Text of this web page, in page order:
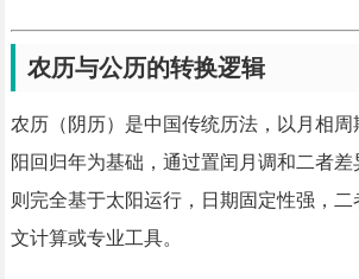
农历与公历的转换逻辑
农历（阴历）是中国传统历法，以月相周
阳回归年为基础，通过置闰月调和二者差
则完全基于太阳运行，日期固定性强，
文计算或专业工具。